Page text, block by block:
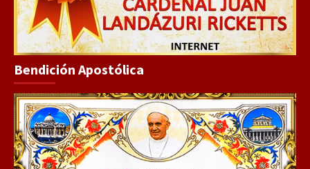
Bendición Apostólica